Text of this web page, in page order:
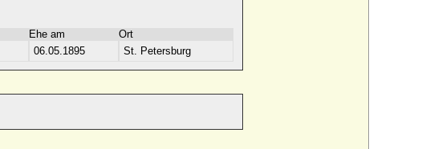
Ehe am
Ort
06.05.1895 St. Petersburg